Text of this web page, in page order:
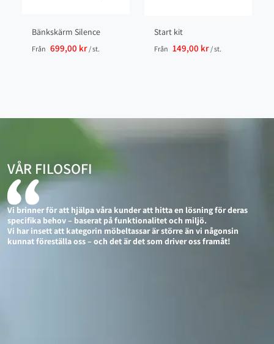
Bänkskärm Silence
Från 699,00 kr / st.
Start kit
Från 149,00 kr / st.
VÅR FILOSOFI
Vi brinner för att hjälpa våra kunder att hitta en lösning för deras
specifika behov – baserat på funktionalitet och miljö.
Vi har insett att kategorin möbeltassar är större än vi någonsin
kunnat föreställa oss – och det är det som driver oss framåt!